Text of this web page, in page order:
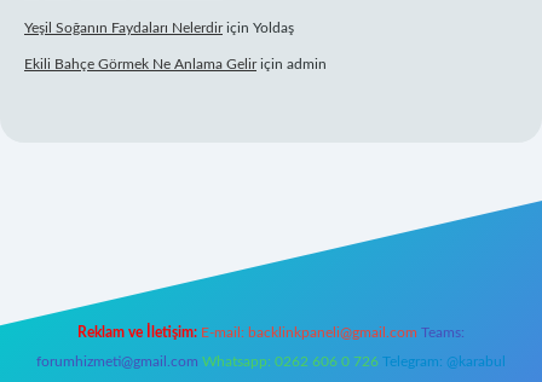
Yeşil Soğanın Faydaları Nelerdiriçin Yoldaş
Ekili Bahçe Görmek Ne Anlama Geliriçin admin
Reklam ve İletişim: E-mail: backlinkpaneli@gmail.com Teams:
forumhizmeti@gmail.com Whatsapp: 0262 606 0 726 Telegram: @karabul